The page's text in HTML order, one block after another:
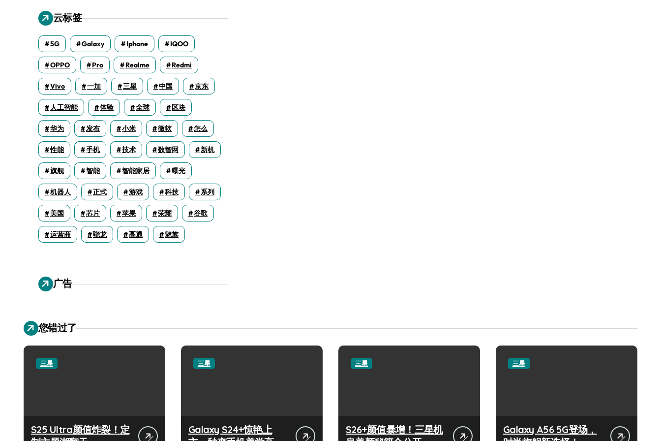
云标签
5G Galaxy Iphone IQOO
OPPO Pro Realme Redmi
Vivo 一加 三星 中国 京东
人工智能 体验 全球 区块
华为 发布 小米 微软 怎么
性能 手机 技术 数智网 新机
旗舰 智能 智能家居 曝光
机器人 正式 游戏 科技 系列
美国 芯片 苹果 荣耀 谷歌
运营商 骁龙 高通 魅族
广告
您错过了
三星
S25 Ultra颜值炸裂！定
三星
Galaxy S24+惊艳上
三星
S26+颜值暴增！三星机
三星
Galaxy A56 5G登场，